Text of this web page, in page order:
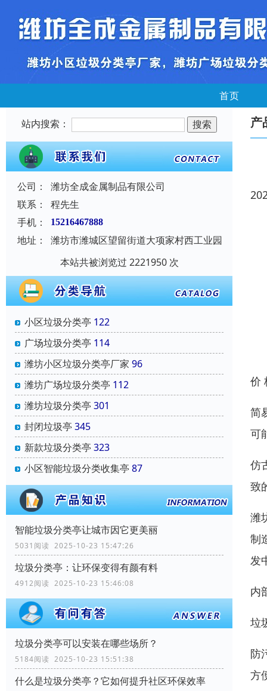
首页
站内搜索：
公司：
潍坊全成金属制品有限公司
联系：
程先生
手机：
15216467888
地址：
潍坊市潍城区望留街道大项家村西工业园
本站共被浏览过 2221950 次
小区垃圾分类亭 122
广场垃圾分类亭 114
潍坊小区垃圾分类亭厂家 96
潍坊广场垃圾分类亭 112
潍坊垃圾分类亭 301
封闭垃圾亭 345
新款垃圾分类亭 323
小区智能垃圾分类收集亭 87
智能垃圾分类亭让城市因它更美丽
5031阅读 2025-10-23 15:47:26
垃圾分类亭：让环保变得有颜有料
4912阅读 2025-10-23 15:46:08
垃圾分类亭可以安装在哪些场所？
5184阅读 2025-10-23 15:51:38
什么是垃圾分类亭？它如何提升社区环保效率
产
价
简
可
仿
致
潍
制
发
内
垃
防
方